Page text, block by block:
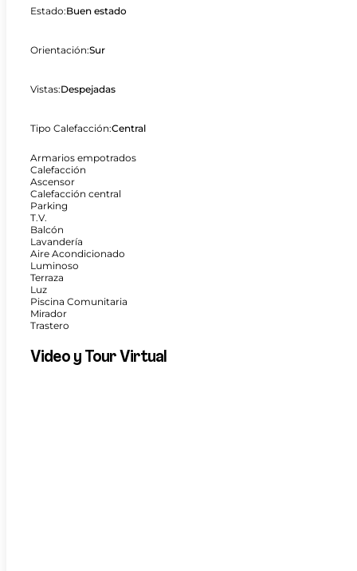
Estado:Buen estado
Orientación:Sur
Vistas:Despejadas
Tipo Calefacción:Central
Armarios empotrados
Calefacción
Ascensor
Calefacción central
Parking
T.V.
Balcón
Lavandería
Aire Acondicionado
Luminoso
Terraza
Luz
Piscina Comunitaria
Mirador
Trastero
Video y Tour Virtual